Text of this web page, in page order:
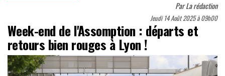
ParLa rédaction
Jeudi 14 Août 2025 à 09h00
Week-end de l'Assomption : départs et
retours bien rouges à Lyon !